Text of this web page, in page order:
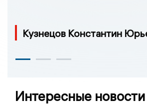
Кузнецов Константин
Интересные новости